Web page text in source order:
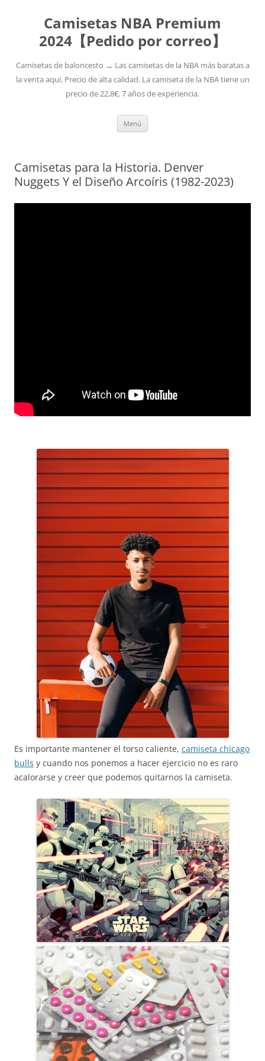
Camisetas NBA Premium
2024【Pedido por correo】
Camisetas de baloncesto → Las camisetas de la NBA más baratas a
la venta aquí. Precio de alta calidad. La camiseta de la NBA tiene un
precio de 22,8€, 7 años de experiencia.
Menú
Camisetas para la Historia. Denver
Nuggets Y el Diseño Arcoíris (1982-2023)
Es importante mantener el torso caliente, camiseta chicago
bulls y cuando nos ponemos a hacer ejercicio no es raro
acalorarse y creer que podemos quitarnos la camiseta.